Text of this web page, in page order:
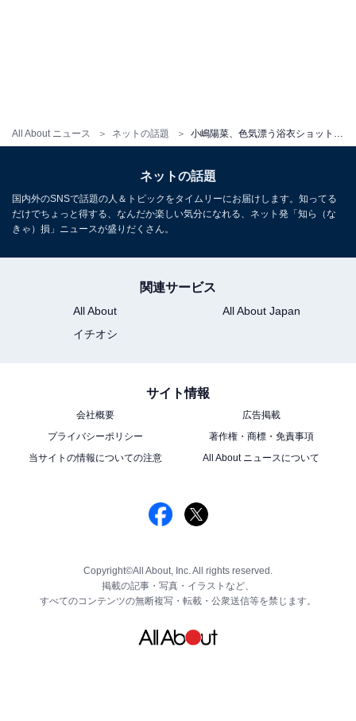
All About ニュース ネットの話題
ネットの話題
国内外のSNSで話題の人＆トピックをタイムリーにお届けします。知ってる
だけでちょっと得する、なんだか楽しい気分になれる、ネット発「知ら（な
きゃ）損」ニュースが盛りだくさん。
関連サービス
All About
All About Japan
イチオシ
サイト情報
会社概要
広告掲載
プライバシーポリシー
著作権・商標・免責事項
当サイトの情報についての注意
All About ニュースについて
Copyright©All About, Inc. All rights reserved.
掲載の記事・写真・イラストなど、
すべてのコンテンツの無断複写・転載・公衆送信等を禁じます。